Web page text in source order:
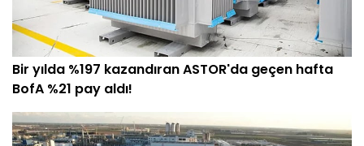
Bir yılda %197 kazandıran ASTOR'da geçen hafta
BofA %21 pay aldı!